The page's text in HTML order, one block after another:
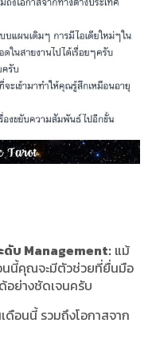
ดับ Management: แม้
นนี้คุณจะมีตัวช่วยที่ยื่นมือ
อย่างชัดเจนครับ
ดือนนี้ รวมถึงโอกาสจาก